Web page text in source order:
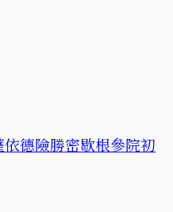
德險勝密歇根參院初